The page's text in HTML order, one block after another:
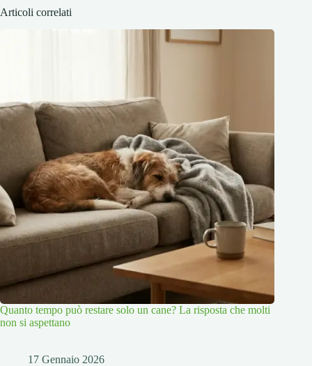
Articoli correlati
Quanto tempo può restare solo un cane? La risposta che molti
non si aspettano
17 Gennaio 2026